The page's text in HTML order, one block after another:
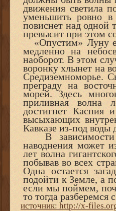
движения светила
уменьшить ровно
повиснет над одной
превысит при этом
«Опустим» Луну
медленно на
наоборот. В этом
воронку хлынет на
Средиземноморье.
преграду на
морей. Здесь
приливная волна
достигнет Каспия
высыхающих
Кавказе из-под
В зависимости
наводнения может
лет волна
побывав во всех
Одна остается
подойти к Земле, а
если мы поймем,
то тогда
источник: http://x-